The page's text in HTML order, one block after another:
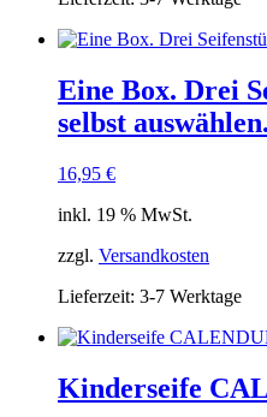
Eine Box. Drei
selbst auswählen.
16,95 €
inkl. 19 % MwSt.
zzgl. Versandkosten
Lieferzeit: 3-7 Werktage
Kinderseife